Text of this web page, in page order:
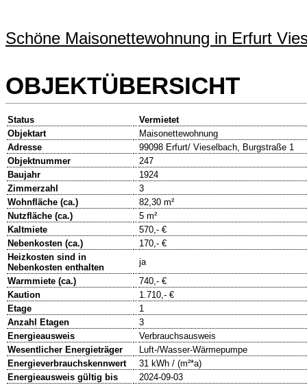
Schöne Maisonettewohnung in Erfurt
OBJEKTÜBERSICHT
Status
Vermietet
Objektart
Maisonettewohnung
Adresse
99098 Erfurt/ Vieselbach, Burgstraße 1
Objektnummer
247
Baujahr
1924
Zimmerzahl
3
Wohnfläche (ca.)
82,30 m²
Nutzfläche (ca.)
5 m²
Kaltmiete
570,- €
Nebenkosten (ca.)
170,- €
Heizkosten sind in
Nebenkosten enthalten
ja
Warmmiete (ca.)
740,- €
Kaution
1.710,- €
Etage
1
Anzahl Etagen
3
Energieausweis
Verbrauchsausweis
Wesentlicher Energieträger
Luft-/Wasser-Wärmepumpe
Energieverbrauchskennwert
31 kWh / (m²*a)
Energieausweis gültig bis
2024-09-03